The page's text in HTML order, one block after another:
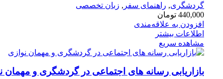
گردشگری, راهنمای سفر , زبان تخصصی
440,000 تومان
افزودن به علاقه‌مندی
اطلاعات بیشتر
مشاهده سریع
بازاریابی رسانه های اجتماعی در گردشگری و مهمان